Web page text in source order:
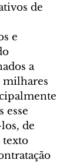
de
e
a
milhares
esse
de
texto